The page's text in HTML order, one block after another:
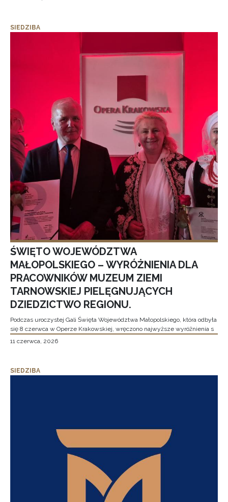
SIEDZIBA
ŚWIĘTO WOJEWÓDZTWA
MAŁOPOLSKIEGO – WYRÓŻNIENIA DLA
PRACOWNIKÓW MUZEUM ZIEMI
TARNOWSKIEJ PIELĘGNUJĄCYCH
DZIEDZICTWO REGIONU.
Podczas uroczystej Gali Święta Województwa Małopolskiego, która odbyła
się 8 czerwca w Operze Krakowskiej, wręczono najwyższe wyróżnienia s
11 czerwca, 2026
SIEDZIBA